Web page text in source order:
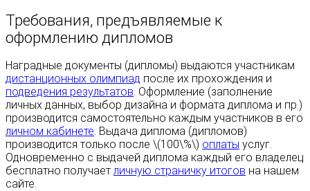
Требования, предъявляемые к
оформлению дипломов
Наградные документы (дипломы) выдаются участникам
дистанционных олимпиад после их прохождения и
подведения результатов. Оформление (заполнение
личных данных, выбор дизайна и формата диплома и пр.)
производится самостоятельно каждым участников в его
личном кабинете. Выдача диплома (дипломов)
производится только после \(100\%\) оплаты услуг.
Одновременно с выдачей диплома каждый его владелец
бесплатно получает личную страничку итогов на нашем
сайте.